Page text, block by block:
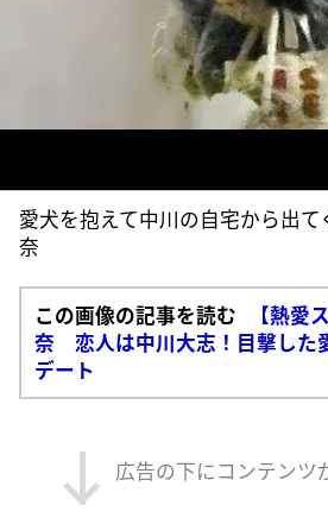
愛犬を抱えて中川の自宅から出て
奈
この画像の記事を読む
【熱愛
奈 恋人は中川大志！目撃した
デート
広告の下にコンテンツ